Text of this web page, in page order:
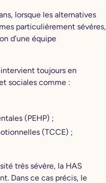
lorsque les alternatives
particulièrement sévères,
d’une équipe
toujours en
sociales comme :
(PEHP) ;
(TCCE) ;
très sévère, la HAS
Dans ce cas précis, le